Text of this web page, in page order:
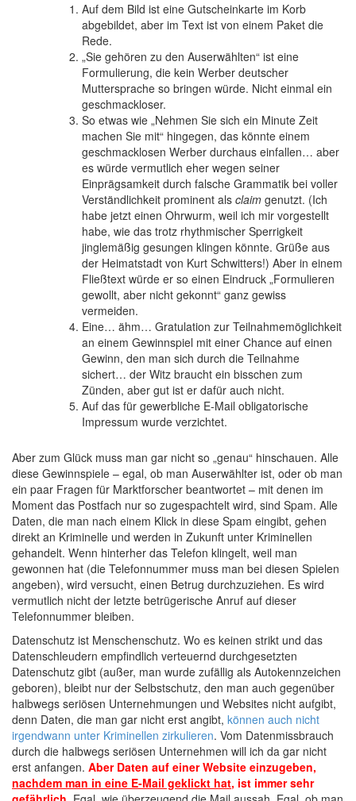
Auf dem Bild ist eine Gutscheinkarte im Korb
abgebildet, aber im Text ist von einem Paket die
Rede.
„Sie gehören zu den Auserwählten“ ist eine
Formulierung, die kein Werber deutscher
Muttersprache so bringen würde. Nicht einmal ein
geschmackloser.
So etwas wie „Nehmen Sie sich ein Minute Zeit
machen Sie mit“ hingegen, das könnte einem
geschmacklosen Werber durchaus einfallen… aber
es würde vermutlich eher wegen seiner
Einprägsamkeit durch falsche Grammatik bei voller
Verständlichkeit prominent als claim genutzt. (Ich
habe jetzt einen Ohrwurm, weil ich mir vorgestellt
habe, wie das trotz rhythmischer Sperrigkeit
jinglemäßig gesungen klingen könnte. Grüße aus
der Heimatstadt von Kurt Schwitters!) Aber in einem
Fließtext würde er so einen Eindruck „Formulieren
gewollt, aber nicht gekonnt“ ganz gewiss
vermeiden.
Eine… ähm… Gratulation zur Teilnahmemöglichkeit
an einem Gewinnspiel mit einer Chance auf einen
Gewinn, den man sich durch die Teilnahme
sichert… der Witz braucht ein bisschen zum
Zünden, aber gut ist er dafür auch nicht.
Auf das für gewerbliche E-Mail obligatorische
Impressum wurde verzichtet.
Aber zum Glück muss man gar nicht so „genau“ hinschauen. Alle
diese Gewinnspiele – egal, ob man Auserwählter ist, oder ob man
ein paar Fragen für Marktforscher beantwortet – mit denen im
Moment das Postfach nur so zugespachtelt wird, sind Spam. Alle
Daten, die man nach einem Klick in diese Spam eingibt, gehen
direkt an Kriminelle und werden in Zukunft unter Kriminellen
gehandelt. Wenn hinterher das Telefon klingelt, weil man
gewonnen hat (die Telefonnummer muss man bei diesen Spielen
angeben), wird versucht, einen Betrug durchzuziehen. Es wird
vermutlich nicht der letzte betrügerische Anruf auf dieser
Telefonnummer bleiben.
Datenschutz ist Menschenschutz. Wo es keinen strikt und das
Datenschleudern empfindlich verteuernd durchgesetzten
Datenschutz gibt (außer, man wurde zufällig als Autokennzeichen
geboren), bleibt nur der Selbstschutz, den man auch gegenüber
halbwegs seriösen Unternehmungen und Websites nicht aufgibt,
denn Daten, die man gar nicht erst angibt, können auch nicht
irgendwann unter Kriminellen zirkulieren. Vom Datenmissbrauch
durch die halbwegs seriösen Unternehmen will ich da gar nicht
erst anfangen. Aber Daten auf einer Website einzugeben,
nachdem man in eine E-Mail geklickt hat, ist immer sehr